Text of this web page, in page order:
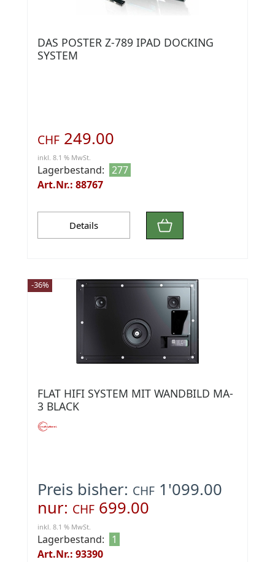
DAS POSTER Z-789 IPAD DOCKING
SYSTEM
CHF 249.00
inkl. 8.1 % MwSt.
Lagerbestand: 277
Art.Nr.: 88767
Details
-36%
FLAT HIFI SYSTEM MIT WANDBILD MA-
3 BLACK
Preis bisher: CHF 1'099.00
nur: CHF 699.00
inkl. 8.1 % MwSt.
Lagerbestand:
1
Art.Nr.: 93390